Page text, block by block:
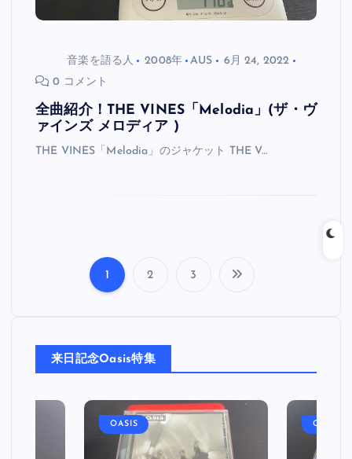
音楽を語る人 2008年 AUS
6月 24, 2022
0 コメント
全曲紹介！THE VINES「Melodia」(ザ・ヴ
ァインズ メロディア )
THE VINES「Melodia」のジャケット THE V…
の
ペ
ー
1 2 3
来日記念Oasis特集
OASIS OASIS